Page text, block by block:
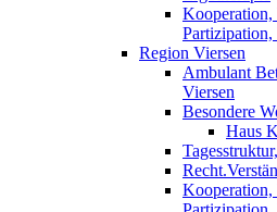
Kooperation,
Region Viersen
Ambulant
Viersen
Besondere
Haus
Kooperation,